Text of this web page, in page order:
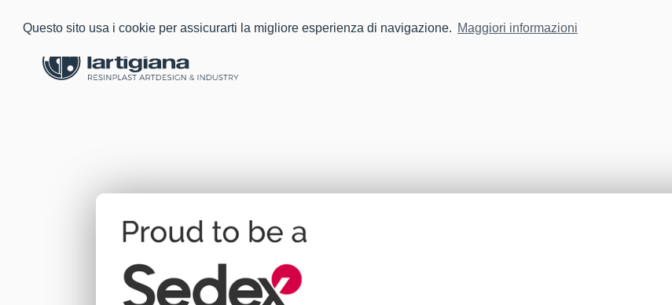
Questo sito usa i cookie per assicurarti la migliore esperienza di navigazione. Maggiori informazioni